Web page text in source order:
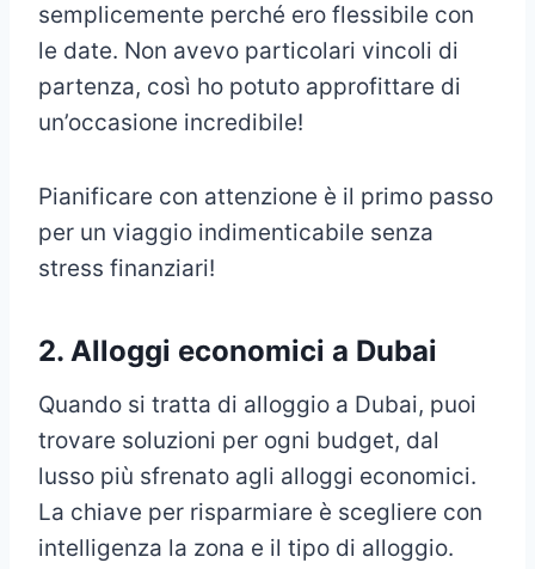
semplicemente perché ero flessibile con
le date. Non avevo particolari vincoli di
partenza, così ho potuto approfittare di
un’occasione incredibile!
Pianificare con attenzione è il primo passo
per un viaggio indimenticabile senza
stress finanziari!
2. Alloggi economici a Dubai
Quando si tratta di alloggio a Dubai, puoi
trovare soluzioni per ogni budget, dal
lusso più sfrenato agli alloggi economici.
La chiave per risparmiare è scegliere con
intelligenza la zona e il tipo di alloggio.